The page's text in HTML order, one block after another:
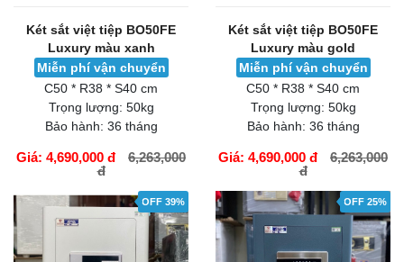
Két sắt việt tiệp BO50FE
Luxury màu xanh
Miễn phí vận chuyển
C50 * R38 * S40 cm
Trọng lượng: 50kg
Bảo hành: 36 tháng
Giá: 4,690,000 đ
6,263,000
đ
Két sắt việt tiệp BO50FE
Luxury màu gold
Miễn phí vận chuyển
C50 * R38 * S40 cm
Trọng lượng: 50kg
Bảo hành: 36 tháng
Giá: 4,690,000 đ
6,263,000
đ
OFF 39% OFF 25%